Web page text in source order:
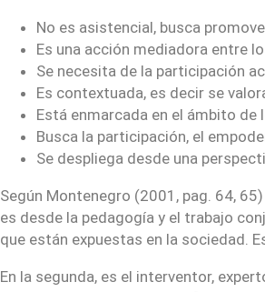
No es asistencial, busca
Es una acción mediadora entre
Se necesita de la participación
Es contextuada, es decir se
Está enmarcada en el ámbito de
Busca la participación, el
Se despliega desde una
Según Montenegro (2001, pag. 64,
es desde la pedagogía y el trabajo
que están expuestas en la sociedad.
En la segunda, es el interventor,